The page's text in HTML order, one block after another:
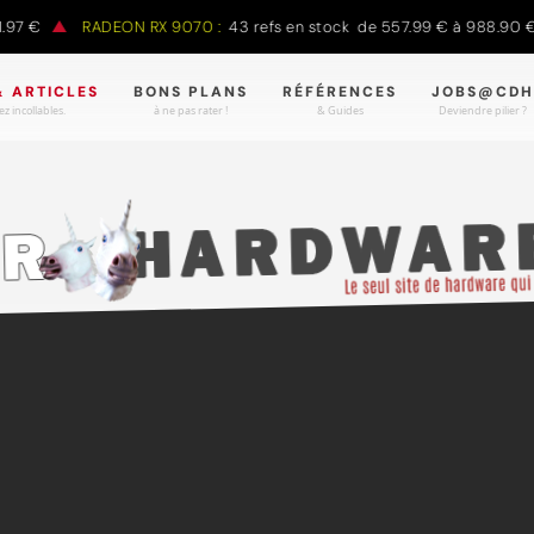
RADEON RX 9070 : 43 refs en stock de 557.99 € à 988.90 €
ARTICLES
incollables.
BONS PLANS
à ne pas rater !
RÉFÉRENCES
& Guides
JOBS@CDH
Deviendre pilier ?